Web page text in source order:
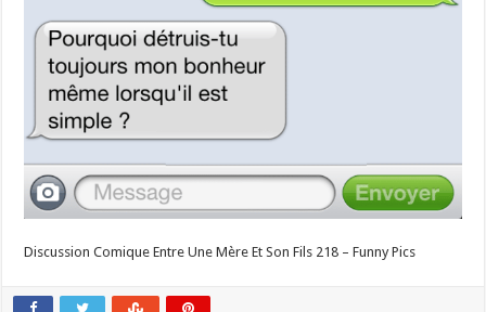
Discussion Comique Entre Une Mère Et Son Fils 218 – Funny Pics